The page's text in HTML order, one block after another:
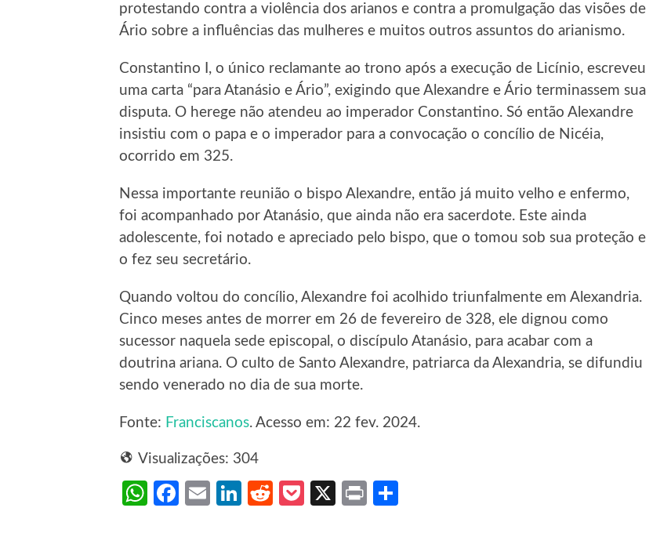
protestando contra a violência dos arianos e contra a promulgação das visões de
Ário sobre a influências das mulheres e muitos outros assuntos do arianismo.
Constantino I, o único reclamante ao trono após a execução de Licínio, escreveu
uma carta “para Atanásio e Ário”, exigindo que Alexandre e Ário terminassem sua
disputa. O herege não atendeu ao imperador Constantino. Só então Alexandre
insistiu com o papa e o imperador para a convocação o concílio de Nicéia,
ocorrido em 325.
Nessa importante reunião o bispo Alexandre, então já muito velho e enfermo,
foi acompanhado por Atanásio, que ainda não era sacerdote. Este ainda
adolescente, foi notado e apreciado pelo bispo, que o tomou sob sua proteção e
o fez seu secretário.
Quando voltou do concílio, Alexandre foi acolhido triunfalmente em Alexandria.
Cinco meses antes de morrer em 26 de fevereiro de 328, ele dignou como
sucessor naquela sede episcopal, o discípulo Atanásio, para acabar com a
doutrina ariana. O culto de Santo Alexandre, patriarca da Alexandria, se difundiu
sendo venerado no dia de sua morte.
Fonte: Franciscanos. Acesso em: 22 fev. 2024.
Visualizações: 304
WhatsApp
Facebook
EmailLinkedIn
RedditPocket
X Print